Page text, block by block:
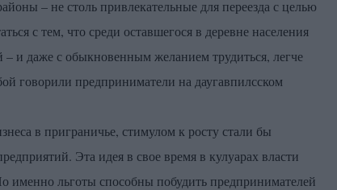
– не столь привлекательные для переезда с целью
с тем, что среди оставшегося в деревне населения
и даже с обыкновенным желанием трудиться, легче
говорили предприниматели на даугавпилсском
в приграничье, стимулом к росту стали бы
Эта идея в свое время в кулуарах власти
именно льготы способны побудить предпринимателей